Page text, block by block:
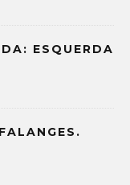
ESQUERDA